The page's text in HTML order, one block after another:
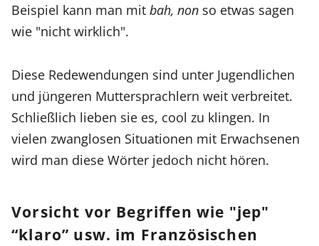
Beispiel kann man mit bah, non so etwas sagen
wie "nicht wirklich".
Diese Redewendungen sind unter Jugendlichen
und jüngeren Muttersprachlern weit verbreitet.
Schließlich lieben sie es, cool zu klingen. In
vielen zwanglosen Situationen mit Erwachsenen
wird man diese Wörter jedoch nicht hören.
Vorsicht vor Begriffen wie "jep"
“klaro” usw. im Französischen